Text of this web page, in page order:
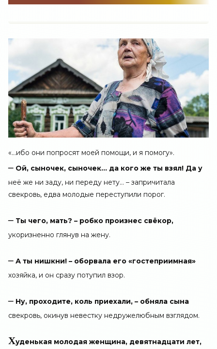
«…ибо они попросят моей помощи, и я помогу».
– Ой, сыночек, сыночек… да кого же ты взял! Да у
неё же ни заду, ни переду нету… – запричитала
свекровь, едва молодые переступили порог.
– Ты чего, мать? – робко произнес свёкор,
укоризненно глянув на жену.
– А ты нишкни! – оборвала его «гостеприимная»
хозяйка, и он сразу потупил взор.
– Ну, проходите, коль приехали, – обняла сына
свекровь, окинув невестку недружелюбным взглядом.
Худенькая молодая женщина, девятнадцати лет,